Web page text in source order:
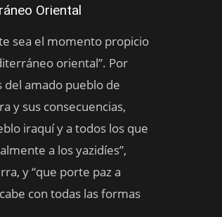
Oriental
sea el momento propicio
oriental”. Por
del amado pueblo de
y sus consecuencias,
iraquí y a todos los que
a los yazidíes”,
y “que porte paz a
con todas las formas